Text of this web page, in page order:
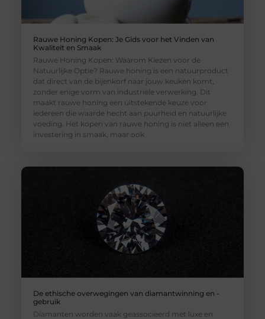
Rauwe Honing Kopen: Je Gids voor het Vinden van
Kwaliteit en Smaak
Rauwe Honing Kopen: Waarom Kiezen voor de
Natuurlijke Optie? Rauwe honing is een natuurproduct
dat direct van de bijenkorf naar jouw keuken komt,
zonder enige vorm van industriële verwerking. Dit
maakt rauwe honing een uitstekende keuze voor
iedereen die waarde hecht aan puurheid en natuurlijke
voeding. Het kopen van rauwe honing is niet alleen een
investering in smaak, maar ook
De ethische overwegingen van diamantwinning en -
gebruik
Diamanten worden vaak geassocieerd met luxe en